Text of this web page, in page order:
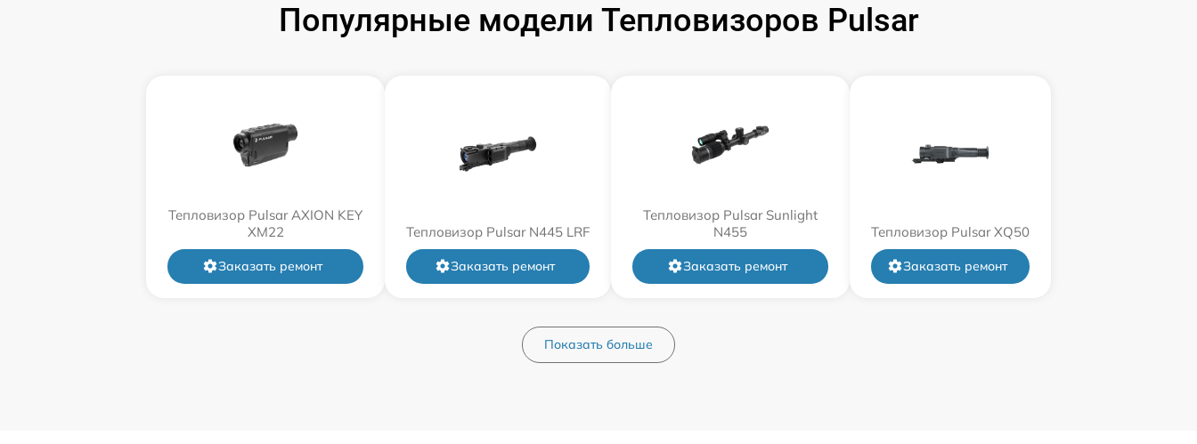
Популярные модели Тепловизоров Pulsar
Тепловизор Pulsar AXION KEY
XM22
Заказать ремонт
Тепловизор Pulsar N445 LRF
Заказать ремонт
Тепловизор Pulsar Sunlight
N455
Заказать ремонт
Тепловизор Pulsar XQ50
Заказать ремонт
Показать больше